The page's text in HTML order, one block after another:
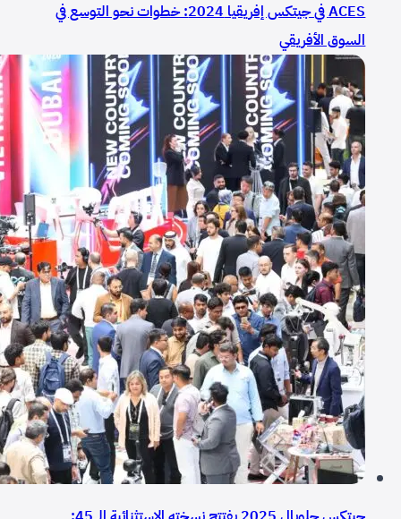
ACES في جيتكس إفريقيا 2024: خطوات نحو التوسع في
السوق الأفريقي